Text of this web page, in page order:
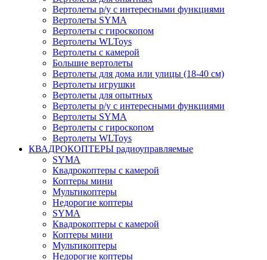
Вертолеты р/у с интересными функциями
Вертолеты SYMA
Вертолеты с гироскопом
Вертолеты WLToys
Вертолеты с камерой
Большие вертолеты
Вертолеты для дома или улицы (18-40 см)
Вертолеты игрушки
Вертолеты для опытных
Вертолеты р/у с интересными функциями
Вертолеты SYMA
Вертолеты с гироскопом
Вертолеты WLToys
КВАДРОКОПТЕРЫ радиоуправляемые
SYMA
Квадрокоптеры с камерой
Коптеры мини
Мультикоптеры
Недорогие коптеры
SYMA
Квадрокоптеры с камерой
Коптеры мини
Мультикоптеры
Недорогие коптеры